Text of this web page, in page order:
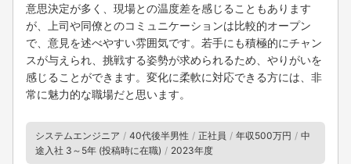
意思決定が多く、現場との温度差を感じることもあります
が、上司や同僚とのコミュニケーションは比較的オープン
で、意見を述べやすい雰囲気です。若手にも積極的にチャン
スが与えられ、挑戦する姿勢が求められるため、やりがいを
感じることができます。変化に柔軟に対応できる方には、非
常に魅力的な職場だと思います。
システムエンジニア 40代後半男性 正社員 年収500万円
中
途入社 3～5年 (投稿時に在職)
2023年度